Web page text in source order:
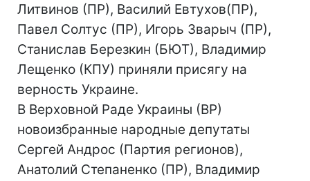
Литвинов (ПР), Василий Евтухов(ПР),
Павел Солтус (ПР), Игорь Зварыч (ПР),
Станислав Березкин (БЮТ), Владимир
Лещенко (КПУ) приняли присягу на
верность Украине.
В Верховной Раде Украины (ВР)
новоизбранные народные депутаты
Сергей Андрос (Партия регионов),
Анатолий Степаненко (ПР), Владимир